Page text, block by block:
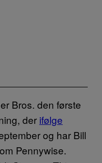
Bros. den første
der ifølge
og har Bill
Pennywise.